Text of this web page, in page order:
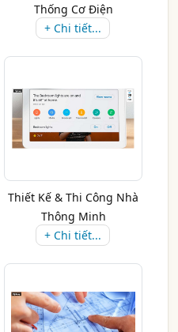
Thống Cơ Điện
+ Chi tiết...
Thiết Kế & Thi Công Nhà
Thông Minh
+ Chi tiết...